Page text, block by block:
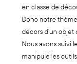
en classe de
Donc notre
décors d’un objet
Nous avons suivi
manipulé les